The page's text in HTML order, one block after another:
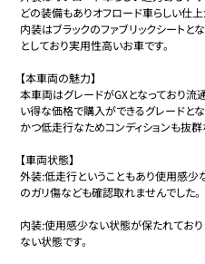
どの装備もありオフロード車らしい仕上
内装はブラックのファブリックシートと
としており実用性高いお車です。
【本車両の魅力】
本車両はグレードがGXとなっており流
い得な価格で購入ができるグレードと
かつ低走行なためコンディションも抜群
【車両状態】
外装:低走行ということもあり使用感少
のガリ傷なども確認取れませんでした。
内装:使用感少ない状態が保たれてお
ない状態です。